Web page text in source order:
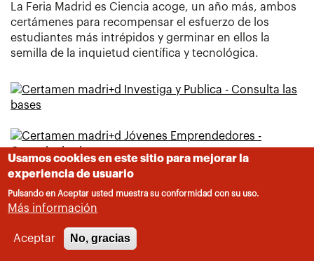
La Feria Madrid es Ciencia acoge, un año más, ambos
certámenes para recompensar el esfuerzo de los
estudiantes más intrépidos y germinar en ellos la
semilla de la inquietud científica y tecnológica.
Usamos cookies en este sitio para mejorar la
experiencia de usuario
Pulsando en Aceptar usted muestra su conformidad con su uso.
Más información
Aceptar No, gracias